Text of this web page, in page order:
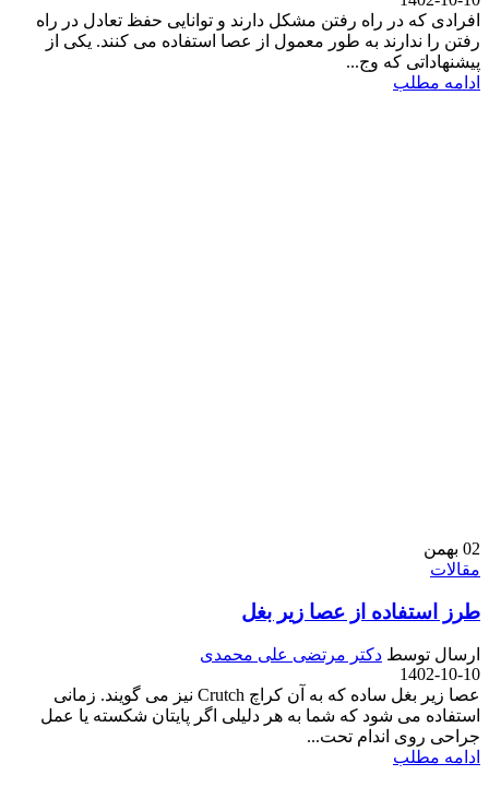
افرادی که در راه رفتن مشکل دارند و توانایی حفظ تعادل در راه
رفتن را ندارند به طور معمول از عصا استفاده می کنند. یکی از
پیشنهاداتی که وج...
ادامه مطلب
02 بهمن
مقالات
طرز استفاده از عصا زیر بغل
ارسال توسط دکتر مرتضی علی محمدی
1402-10-10
عصا زیر بغل ساده که به آن کراچ Crutch نیز می گویند. زمانی
استفاده می شود که شما به هر دلیلی اگر پایتان شکسته یا عمل
جراحی روی اندام تحت...
ادامه مطلب